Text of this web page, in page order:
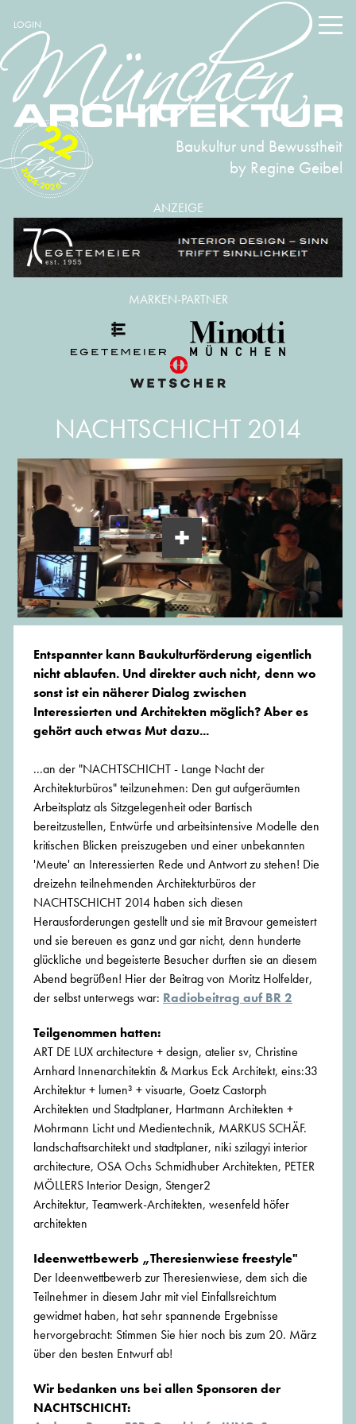
LOGIN
Baukultur und Bewusstheit
by Regine Geibel
2004-2026
22
ANZEIGE
NACHTSCHICHT 2014
Entspannter kann Baukulturförderung eigentlich
nicht ablaufen. Und direkter auch nicht, denn wo
sonst ist ein näherer Dialog zwischen
Interessierten und Architekten möglich? Aber es
gehört auch etwas Mut dazu...
...an der "NACHTSCHICHT - Lange Nacht der
Architekturbüros" teilzunehmen: Den gut aufgeräumten
Arbeitsplatz als Sitzgelegenheit oder Bartisch
bereitzustellen, Entwürfe und arbeitsintensive Modelle den
kritischen Blicken preiszugeben und einer unbekannten
'Meute' an Interessierten Rede und Antwort zu stehen! Die
dreizehn teilnehmenden Architekturbüros der
NACHTSCHICHT 2014 haben sich diesen
Herausforderungen gestellt und sie mit Bravour gemeistert
und sie bereuen es ganz und gar nicht, denn hunderte
glückliche und begeisterte Besucher durften sie an diesem
Abend begrüßen! Hier der Beitrag von Moritz Holfelder,
der selbst unterwegs war: Radiobeitrag auf BR 2
Teilgenommen hatten:
ART DE LUX architecture + design, atelier sv, Christine
Arnhard Innenarchitektin & Markus Eck Architekt, eins:33
Architektur + lumen³ + visuarte, Goetz Castorph
Architekten und Stadtplaner, Hartmann Architekten +
Mohrmann Licht und Medientechnik, MARKUS SCHÄF.
landschaftsarchitekt und stadtplaner, niki szilagyi interior
architecture, OSA Ochs Schmidhuber Architekten, PETER
MÖLLERS Interior Design, Stenger2
Architektur, Teamwerk-Architekten, wesenfeld höfer
architekten
Ideenwettbewerb „Theresienwiese freestyle"
Der Ideenwettbewerb zur Theresienwiese, dem sich die
Teilnehmer in diesem Jahr mit viel Einfallsreichtum
gewidmet haben, hat sehr spannende Ergebnisse
hervorgebracht: Stimmen Sie hier noch bis zum 20. März
über den besten Entwurf ab!
Wir bedanken uns bei allen Sponsoren der
NACHTSCHICHT: